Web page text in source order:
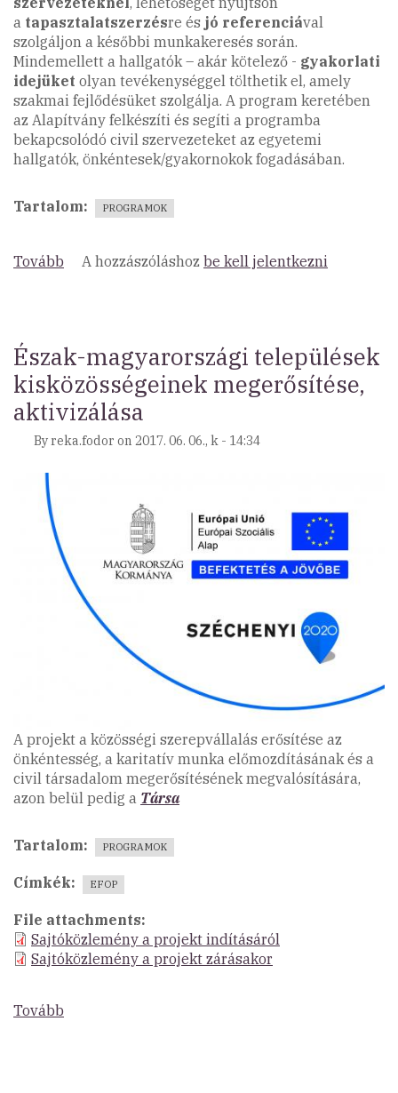
a tapasztalatszerzésre és jó referenciával
szolgáljon a későbbi munkakeresés során.
Mindemellett a hallgatók – akár kötelező - gyakorlati
idejüket olyan tevékenységgel tölthetik el, amely
szakmai fejlődésüket szolgálja. A program keretében
az Alapítvány felkészíti és segíti a programba
bekapcsolódó civil szervezeteket az egyetemi
hallgatók, önkéntesek/gyakornokok fogadásában.
Tartalom PROGRAMOK
Tovább (Önkéntes
2018)
A hozzászóláshoz be kell jelentkezni
Észak-magyarországi települések
kisközösségeinek megerősítése,
aktivizálása
By reka.fodor on 2017. 06. 06., k - 14:34
A projekt a közösségi szerepvállalás erősítése az
önkéntesség, a karitatív munka előmozdításának és a
civil társadalom megerősítésének megvalósítására,
azon belül pedig a Társa
Tartalom PROGRAMOK
Címkék EFOP
File attachments
Sajtóközlemény a projekt indításáról
Sajtóközlemény a projekt zárásakor
Tovább